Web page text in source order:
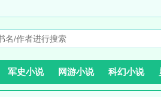
军史小说 网游小说 科幻小说